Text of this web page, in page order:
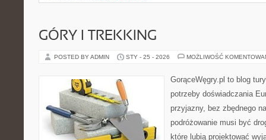
GÓRY I TREKKING
POSTED BY ADMIN STY - 25 - 2026 MOŻLIWOŚĆ
GorąceWęgry.pl to blog
potrzeby doświadczania
przyjazny, bez zbędnego
podróżowanie musi być
które lubią projektować